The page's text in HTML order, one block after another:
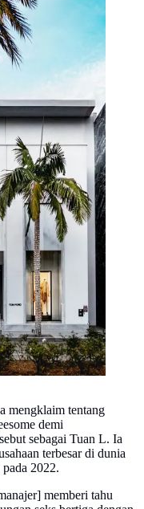
Bogal/Unsplash)
mengklaim tentang
demi
sebagai Tuan L. Ia
terbesar di dunia
2022.
memberi tahu